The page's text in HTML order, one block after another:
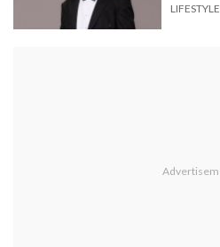
LIFESTYLE